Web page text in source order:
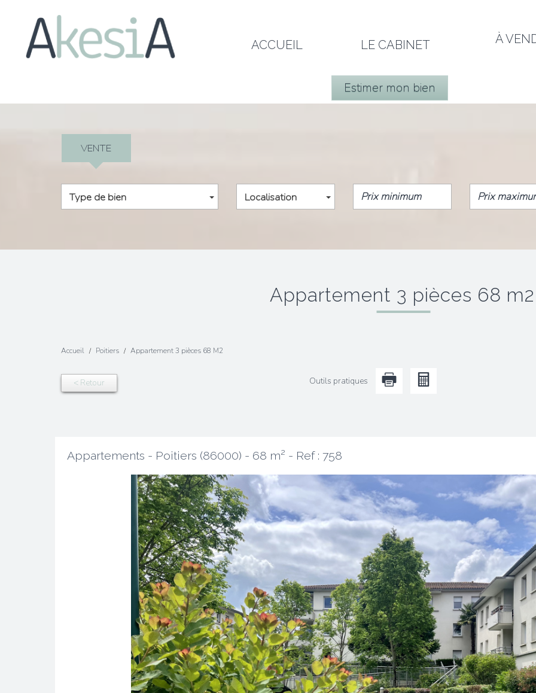
ACCUEIL LE CABINET À
Estimer mon bien
VENTE
Type de bien Localisation
appartement 3 pièces 68 m2
Accueil Poitiers Appartement 3 pièces 68 M2
< Retour Outils pratiques
Appartements - Poitiers (86000) - 68 m² - Ref : 758